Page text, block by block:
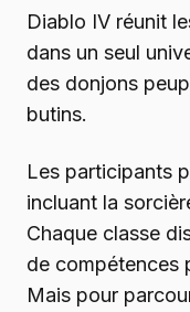
Diablo IV réunit
dans un seul
des donjons
butins.
Les participants
incluant la
Chaque classe
de compétences
Mais pour